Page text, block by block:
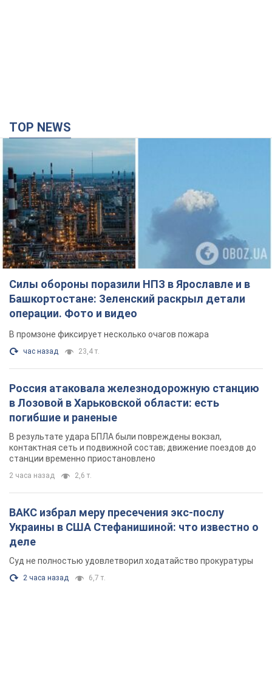
TOP NEWS
Силы обороны поразили НПЗ в Ярославле и в
Башкортостане: Зеленский раскрыл детали
операции. Фото и видео
В промзоне фиксирует несколько очагов пожара
час назад 23,4 т.
Россия атаковала железнодорожную станцию
в Лозовой в Харьковской области: есть
погибшие и раненые
В результате удара БПЛА были повреждены вокзал,
контактная сеть и подвижной состав; движение поездов до
станции временно приостановлено
2 часа назад 2,6 т.
ВАКС избрал меру пресечения экс-послу
Украины в США Стефанишиной: что известно о
деле
Суд не полностью удовлетворил ходатайство прокуратуры
2 часа назад 6,7 т.